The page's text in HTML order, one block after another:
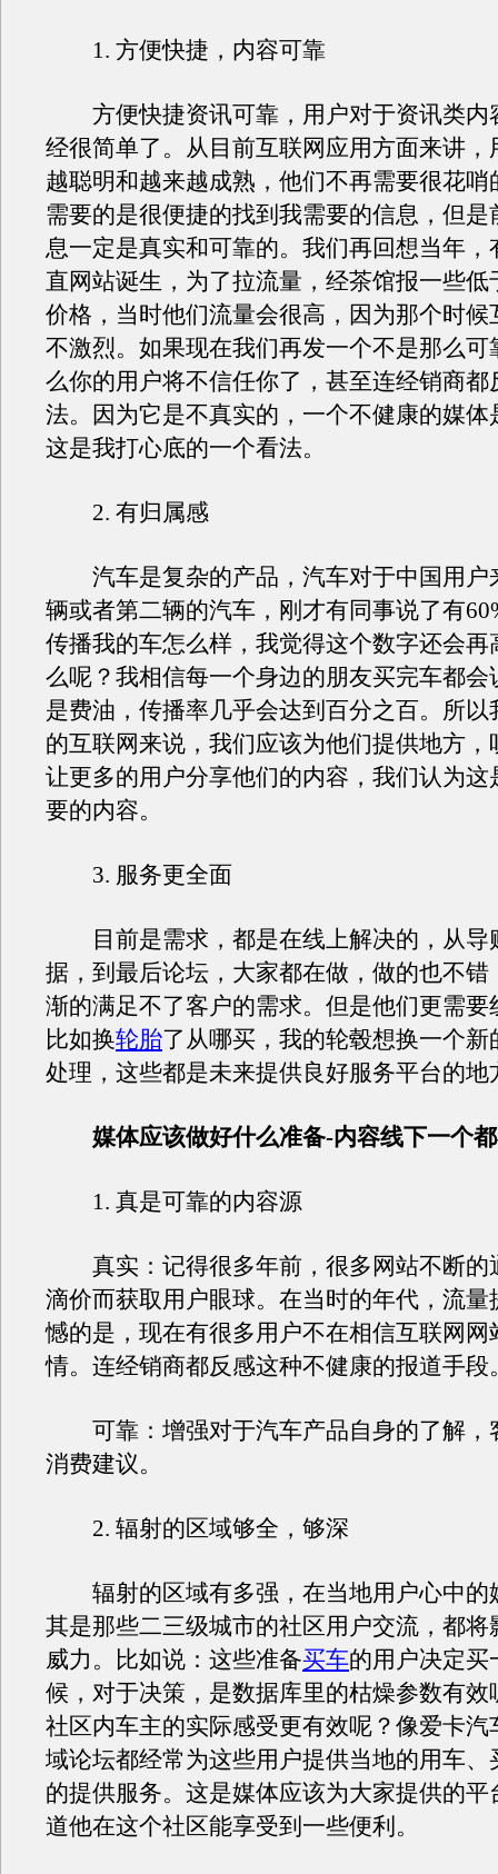
1. 方便快捷，内容可靠
方便快捷资讯可靠，用户对于资讯类内
经很简单了。从目前互联网应用方面来讲，
越聪明和越来越成熟，他们不再需要很花哨
需要的是很便捷的找到我需要的信息，但是
息一定是真实和可靠的。我们再回想当年，
直网站诞生，为了拉流量，经茶馆报一些低
价格，当时他们流量会很高，因为那个时候
不激烈。如果现在我们再发一个不是那么可
么你的用户将不信任你了，甚至连经销商都
法。因为它是不真实的，一个不健康的媒体
这是我打心底的一个看法。
2. 有归属感
汽车是复杂的产品，汽车对于中国用户
辆或者第二辆的汽车，刚才有同事说了有
传播我的车怎么样，我觉得这个数字还会再
么呢？我相信每一个身边的朋友买完车都会
是费油，传播率几乎会达到百分之百。所以
的互联网来说，我们应该为他们提供地方，
让更多的用户分享他们的内容，我们认为这
要的内容。
3. 服务更全面
目前是需求，都是在线上解决的，从导
据，到最后论坛，大家都在做，做的也不错
渐的满足不了客户的需求。但是他们更需要
比如换轮胎了从哪买，我的轮毂想换一个新
处理，这些都是未来提供良好服务平台的地
媒体应该做好什么准备-内容线下一个
1. 真是可靠的内容源
真实：记得很多年前，很多网站不断的
滴价而获取用户眼球。在当时的年代，流量
憾的是，现在有很多用户不在相信互联网网
情。连经销商都反感这种不健康的报道手段
可靠：增强对于汽车产品自身的了解，
消费建议。
2. 辐射的区域够全，够深
辐射的区域有多强，在当地用户心中的
其是那些二三级城市的社区用户交流，都将
威力。比如说：这些准备买车的用户决定买
候，对于决策，是数据库里的枯燥参数有效
社区内车主的实际感受更有效呢？像爱卡汽
域论坛都经常为这些用户提供当地的用车、
的提供服务。这是媒体应该为大家提供的平
道他在这个社区能享受到一些便利。